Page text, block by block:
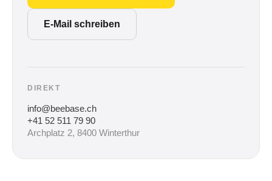
E-Mail schreiben
DIREKT
info@beebase.ch
+41 52 511 79 90
Archplatz 2, 8400 Winterthur